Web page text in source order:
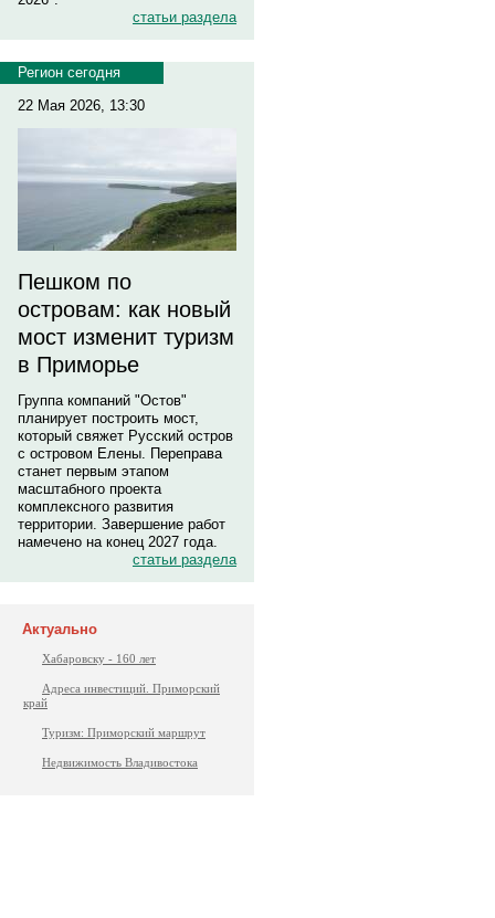
статьи раздела
Регион сегодня
22 Мая 2026, 13:30
Пешком по
островам: как новый
мост изменит туризм
в Приморье
Группа компаний "Остов"
планирует построить мост,
который свяжет Русский остров
с островом Елены. Переправа
станет первым этапом
масштабного проекта
комплексного развития
территории. Завершение работ
намечено на конец 2027 года.
статьи раздела
Актуально
Хабаровску - 160 лет
Адреса инвестиций. Приморский
край
Туризм: Приморский маршрут
Недвижимость Владивостока